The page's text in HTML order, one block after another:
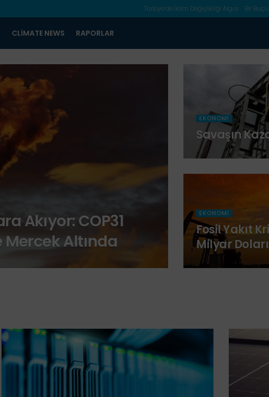
Türkiye’de İklim Değişlikliği Algısı Bir
CLIMATE NEWS RAPORLAR
Akıyor: COP31
Altında
EKONOMI
Savaşın
EKONOMI
Fosil Yakıt
Milyar